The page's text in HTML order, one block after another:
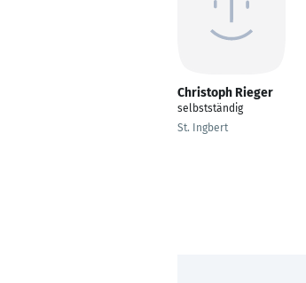
Christoph Rieger
selbstständig
St. Ingbert